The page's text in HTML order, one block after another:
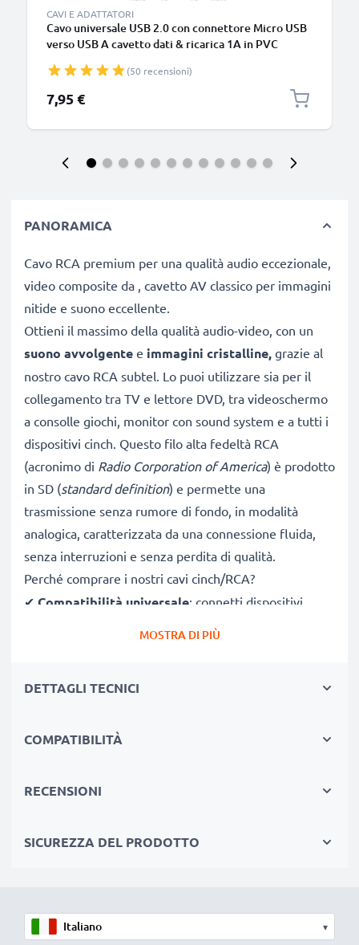
CAVI E ADATTATORI
Cavo universale USB 2.0 con connettore Micro USB
verso USB A cavetto dati & ricarica 1A in PVC
(50 recensioni)
7,95 €
PANORAMICA
Cavo RCA premium per una qualità audio eccezionale,
video composite da , cavetto AV classico per immagini
nitide e suono eccellente.
Ottieni il massimo della qualità audio-video, con un
suono avvolgente e immagini cristalline, grazie al
nostro cavo RCA subtel. Lo puoi utilizzare sia per il
collegamento tra TV e lettore DVD, tra videoschermo
a consolle giochi, monitor con sound system e a tutti i
dispositivi cinch. Questo filo alta fedeltà RCA
(acronimo di Radio Corporation of America) è prodotto
in SD (standard definition) e permette una
trasmissione senza rumore di fondo, in modalità
analogica, caratterizzata da una connessione fluida,
senza interruzioni e senza perdita di qualità.
Perché comprare i nostri cavi cinch/RCA?
✔ Compatibilità universale: connetti dispositivi
✔Connettori a presa sicura
: connettori precisi, che
✔Manifattura resistente
con collegamento SCART (solo con adattatore, che
MOSTRA DI PIÙ
DETTAGLI TECNICI
COMPATIBILITÀ
RECENSIONI
SICUREZZA DEL PRODOTTO
▾